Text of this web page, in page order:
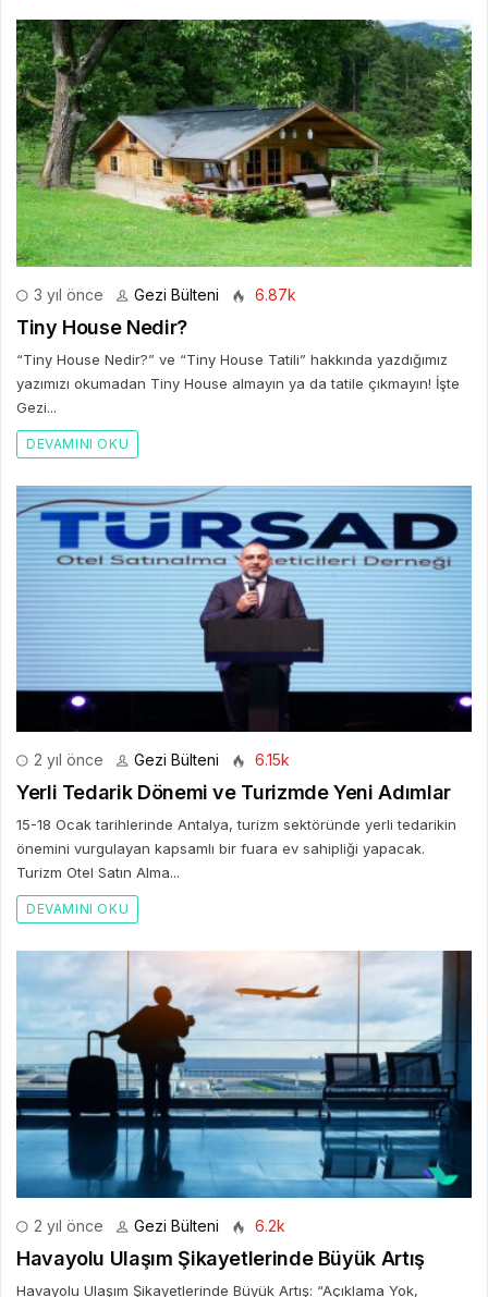
3 yıl önce Gezi Bülteni 6.87k
Tiny House Nedir?
“Tiny House Nedir?” ve “Tiny House Tatili” hakkında yazdığımız
yazımızı okumadan Tiny House almayın ya da tatile çıkmayın! İşte
Gezi...
DEVAMINI OKU
2 yıl önce Gezi Bülteni 6.15k
Yerli Tedarik Dönemi ve Turizmde Yeni Adımlar
15-18 Ocak tarihlerinde Antalya, turizm sektöründe yerli tedarikin
önemini vurgulayan kapsamlı bir fuara ev sahipliği yapacak.
Turizm Otel Satın Alma...
DEVAMINI OKU
2 yıl önce Gezi Bülteni 6.2k
Havayolu Ulaşım Şikayetlerinde Büyük Artış
Havayolu Ulaşım Şikayetlerinde Büyük Artış: “Açıklama Yok,